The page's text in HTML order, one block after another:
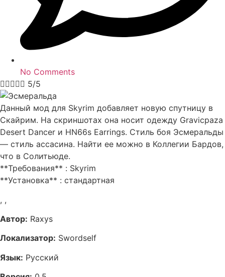
No Comments
 5/5
Данный мод для Skyrim добавляет новую спутницу в
Скайрим. На скриншотах она носит одежду Gravicpaza
Desert Dancer и HN66s Earrings. Стиль боя Эсмеральды
— стиль ассасина. Найти ее можно в Коллегии Бардов,
что в Солитьюде.
**Требования** : Skyrim
**Установка** : стандартная
, ,
Автор: Raxys
Локализатор: Swordself
Язык: Русский